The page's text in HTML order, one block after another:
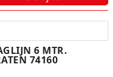
6 MTR.
74160